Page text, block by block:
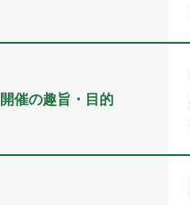
開催の趣旨・目的